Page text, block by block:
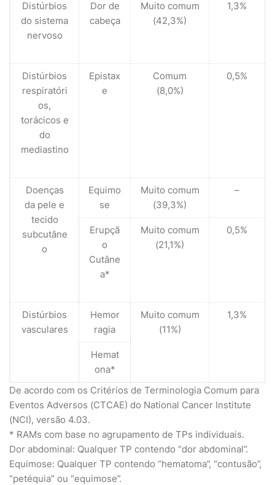
Distúrbios
do sistema
nervoso
Dor de
cabeça
Muito comum
(42,3%)
1,3%
Distúrbios
respiratóri
os,
torácicos e
do
mediastino
Epistax
e
Comum
(8,0%)
0,5%
Doenças
da pele e
tecido
subcutâne
o
Equimo
se
Muito comum
(39,3%)
–
Erupçã
o
Cutâne
a*
Muito comum
(21,1%)
0,5%
Distúrbios
vasculares
Hemor
ragia
Muito comum
(11%)
1,3%
Hemat
ona*
De acordo com os Critérios de Terminologia Comum para
Eventos Adversos (CTCAE) do National Cancer Institute
(NCI), versão 4.03.
* RAMs com base no agrupamento de TPs individuais.
Dor abdominal: Qualquer TP contendo “dor abdominal”.
Equimose: Qualquer TP contendo “hematoma”, “contusão”,
“petéquia” ou “equimose”.